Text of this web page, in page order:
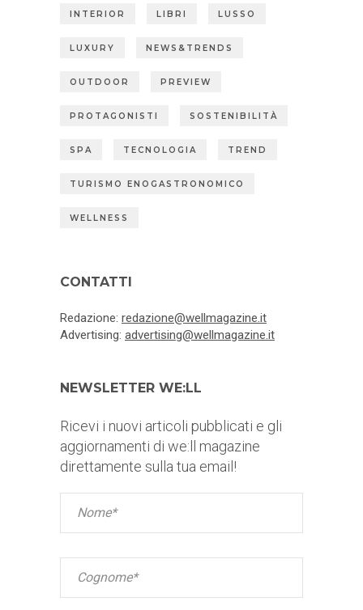
INTERIOR LIBRI LUSSO
LUXURY NEWS&TRENDS
OUTDOOR PREVIEW
PROTAGONISTI SOSTENIBILITÀ
SPA TECNOLOGIA TREND
TURISMO ENOGASTRONOMICO
WELLNESS
CONTATTI
Redazione: redazione@wellmagazine.it
Advertising: advertising@wellmagazine.it
NEWSLETTER WE:LL
Ricevi i nuovi articoli pubblicati e gli
aggiornamenti di we:ll magazine
direttamente sulla tua email!